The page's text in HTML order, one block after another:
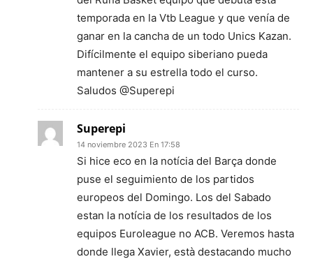
temporada en la Vtb League y que venía de
ganar en la cancha de un todo Unics Kazan.
Difícilmente el equipo siberiano pueda
mantener a su estrella todo el curso.
Saludos @Superepi
Superepi
14 noviembre 2023 En 17:58
Si hice eco en la notícia del Barça donde
puse el seguimiento de los partidos
europeos del Domingo. Los del Sabado
estan la notícia de los resultados de los
equipos Euroleague no ACB. Veremos hasta
donde llega Xavier, està destacando mucho